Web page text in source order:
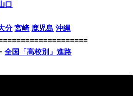
口
分 宮崎 鹿児島 沖縄
全国「高校別」進路